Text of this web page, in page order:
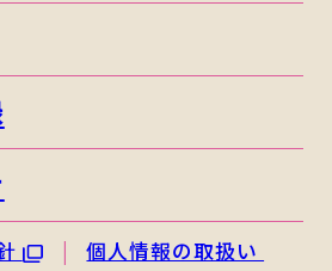
個人情報の取扱い